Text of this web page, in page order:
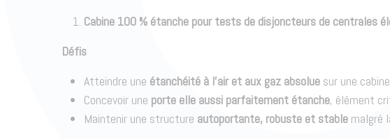
Cabine 100 % étanche pour tests de disjoncteurs de centrales
Défis
Atteindre une étanchéité à l’air et aux gaz absolue sur une
Concevoir une porte elle aussi parfaitement étanche, élément
Maintenir une structure autoportante, robuste et stable malgré